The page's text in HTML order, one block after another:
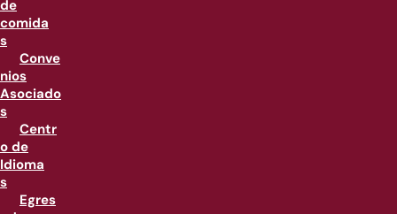
de
comida
s
Conve
nios
Asociado
s
Centr
o de
Idioma
s
Egres